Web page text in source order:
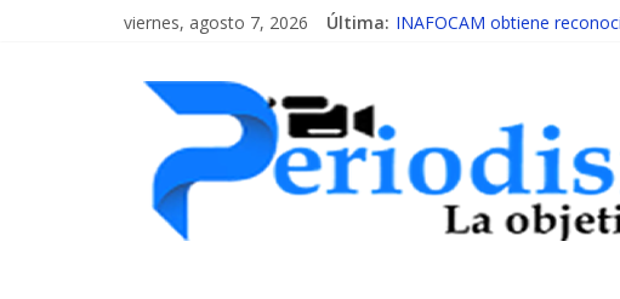
viernes, agosto 7, 2026 Última: INAFOCAM obtiene
MESCyT presenta